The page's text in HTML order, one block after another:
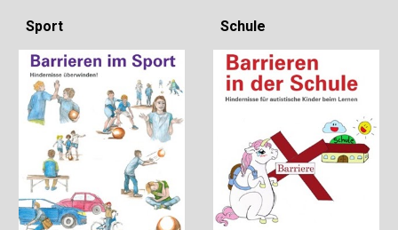
Sport Schule